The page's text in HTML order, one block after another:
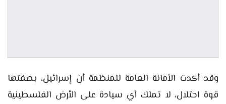
وقد أكدت الأمانة العامة للمنظمة أن إسرائيل، بصفتها
قوة احتلال، لا تملك أي سيادة على الأرض الفلسطينية